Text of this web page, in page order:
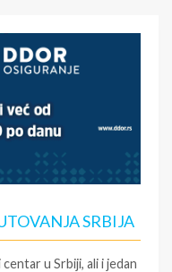
SRBIJA
u Srbiji, ali i jedan